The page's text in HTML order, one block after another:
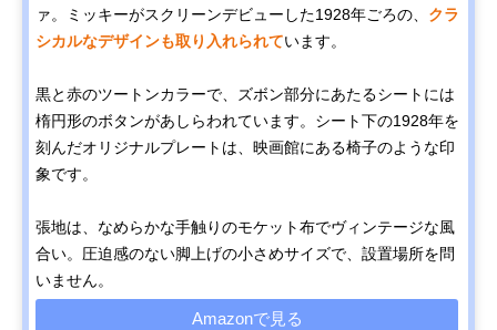
ァ。ミッキーがスクリーンデビューした1928年ごろの、 クラ
シカルなデザインも取り入れられています。
黒と赤のツートンカラーで、ズボン部分にあたるシートには
楕円形のボタンがあしらわれています。シート下の1928年を
刻んだオリジナルプレートは、映画館にある椅子のような印
象です。
張地は、なめらかな手触りのモケット布でヴィンテージな風
合い。圧迫感のない脚上げの小さめサイズで、設置場所を問
いません。
Amazonで見る